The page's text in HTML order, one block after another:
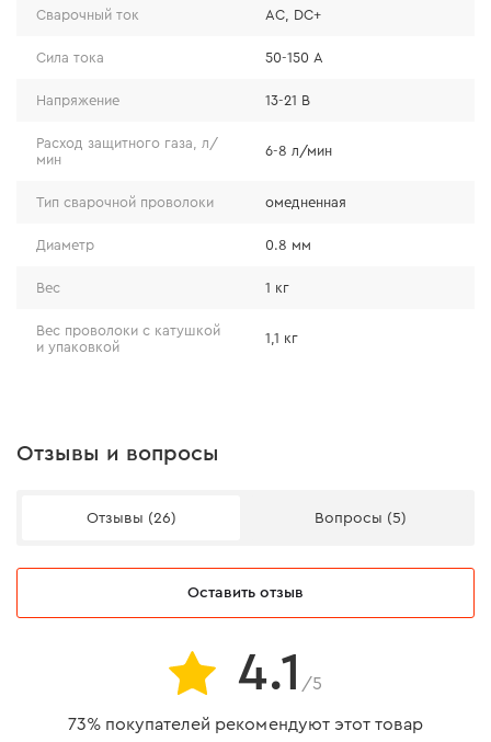
шве.
Режимы сварки:
- сварочный ток — AC, DC+;
- напряжение, В — 13-21;
- расход защитного газа, л/мин – 6-8;
- C — 0.10;
- Si — 0.88;
- S — 0.013;
- Cr — 0.038;
Соответствие стандартам:
- ГОСТ 2246: Св-08Г2С
Сварочный ток AC, DC+
Сила тока 50-150 А
Напряжение 13-21 В
Расход защитного газа, л/
мин
6-8 л/мин
Тип сварочной проволоки омедненная
Диаметр 0.8 мм
Вес 1 кг
Вес проволоки с катушкой
и упаковкой
1,1 кг
Отзывы и вопросы
Отзывы (26) Вопросы (5)
Оставить отзыв
4.1 /5
73% покупателей рекомендуют этот товар